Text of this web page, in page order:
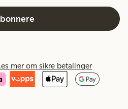
mer om sikre betalinger